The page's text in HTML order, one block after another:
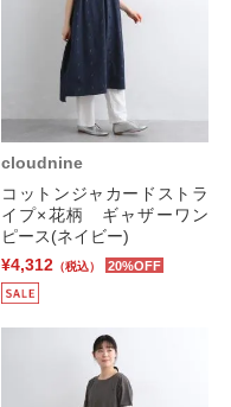
cloudnine
コットンジャカードストラ
イプ×花柄 ギャザーワン
ピース(ネイビー)
¥4,312 （税込） 20%OFF